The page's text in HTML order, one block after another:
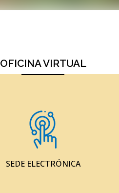
OFICINA VIRTUAL
SEDE ELECTRÓNICA